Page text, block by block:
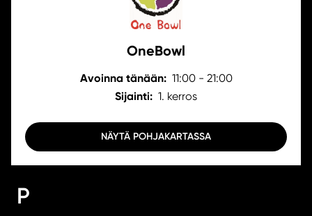
OneBowl
Avoinna tänään: 11:00 - 21:00
Sijainti: 1. kerros
NÄYTÄ POHJAKARTASSA
P